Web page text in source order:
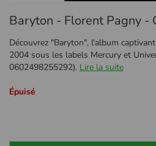
au
de
la
Galerie
Baryton - Florent Pagny -
Découvrez "Baryton", l'album
2004 sous les labels Mercury et
0602498255292). Lire la suite
Épuisé